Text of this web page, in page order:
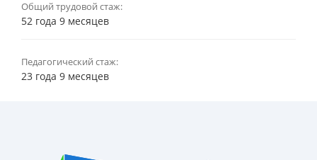
Общий трудовой стаж:
52 года 9 месяцев
Педагогический стаж:
23 года 9 месяцев